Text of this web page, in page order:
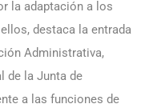
la adaptación a los
destaca la entrada
Administrativa,
de la Junta de
a las funciones de